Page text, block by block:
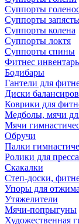
Суппорты
Суппорты
Суппорты колена
Суппорты локтя
Суппорты спины
Фитнес инвентарь
Бодибары
Гантели для
Диски
Коврики для
Медболы, мячи
Мячи
Обручи
Палки
Ролики для пресса
Скакалки
Степ-доски,
Упоры для
Утяжелители
Мячи-попрыгуны
Художественная